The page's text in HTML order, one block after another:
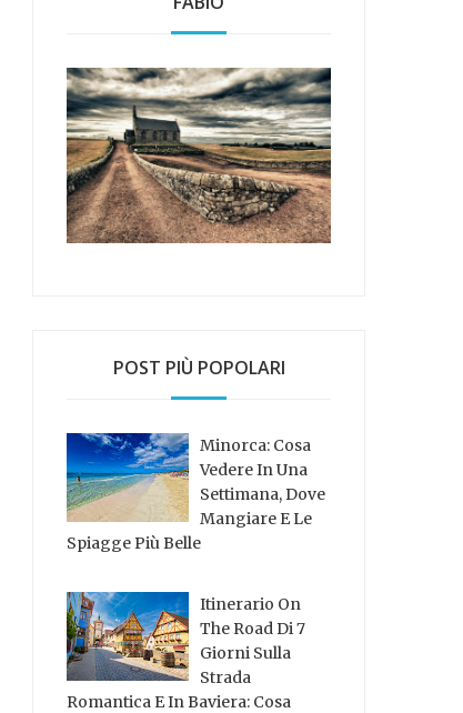
POST PIÙ POPOLARI
Minorca: Cosa
Vedere In Una
Settimana, Dove
Mangiare E Le
Spiagge Più Belle
Itinerario On
The Road Di 7
Giorni Sulla
Strada
Romantica E In Baviera: Cosa